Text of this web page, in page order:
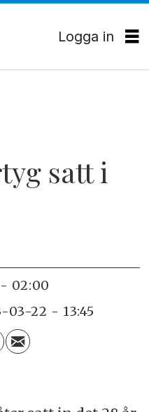
Logga in
satt i
- 02:00
03-22 - 13:45